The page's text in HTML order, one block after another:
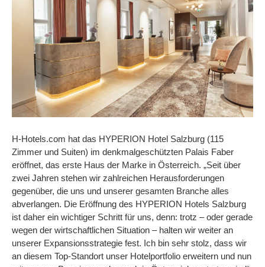
H-Hotels.com hat das HYPERION Hotel Salzburg (115
Zimmer und Suiten) im denkmalgeschützten Palais Faber
eröffnet, das erste Haus der Marke in Österreich. „Seit über
zwei Jahren stehen wir zahlreichen Herausforderungen
gegenüber, die uns und unserer gesamten Branche alles
abverlangen. Die Eröffnung des HYPERION Hotels Salzburg
ist daher ein wichtiger Schritt für uns, denn: trotz – oder gerade
wegen der wirtschaftlichen Situation – halten wir weiter an
unserer Expansionsstrategie fest. Ich bin sehr stolz, dass wir
an diesem Top-Standort unser Hotelportfolio erweitern und nun